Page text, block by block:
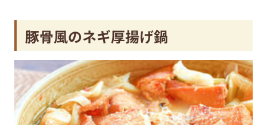
豚骨風のネギ厚揚げ鍋